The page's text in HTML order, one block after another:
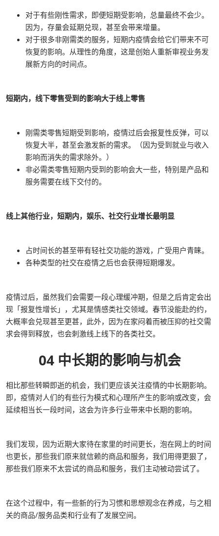
对于有些刚性需求，即便短期受影响，总量最终不会少。
因为，存量会延期兑现，甚至会带来增量。
对于很多非刚需类的服务，短期内疫情会给它们带来不可
恢复的影响。从理性的角度，这是创始人重新审视业务发
展新方向的时间点。
短期内，线下零售受到的影响大于线上零售
刚需类零售短期受到影响，疫情过后会报复性反弹，可以
恢复大半，甚至会激发新的需求。（因为受到就业与收入
影响而消失的需求除外。）
非必需类零售短期内受到的影响会大一些，特别是产品和
服务需要在线下交付的。
线上其他行业，短期内，娱乐、社交行业增长最明显
占时间长的甚至带有轻社交功能的游戏，广受用户青睐。
各种类型的社交在疫情之后也会获得短期爆发。
疫情过后，虽然我们会需要一段心理缓冲期，但是之后肯定会出
现「报复性增长」，尤其是情感类社交领域。春节没能赴的约，
大概率会兑现甚至更甚，此外，因为在家闷着而被压抑的社交需
求会得到释放，也会刺激线上线下的各类社交。
04 中长期的影响与机会
相比那些转瞬即逝的机会，我们更应该关注疫情的中长期影响。
即，疫情对人们的有些行为模式和心理所产生的影响或改变，会
延续相当长一段时间，这会为许多行业带来中长期的影响。
我们发现，因为近期大家待在家里的时间更长，泡在网上的时间
也更长，那些我们原来就信赖的商品和服务，我们用得更狠了，
那些我们原来不太尝试的商品和服务，我们主动被动尝试了。
在这个过程中，有一些新的行为习惯和思想观念在养成，与之相
关的商品/服务品类和行业有了发展空间。